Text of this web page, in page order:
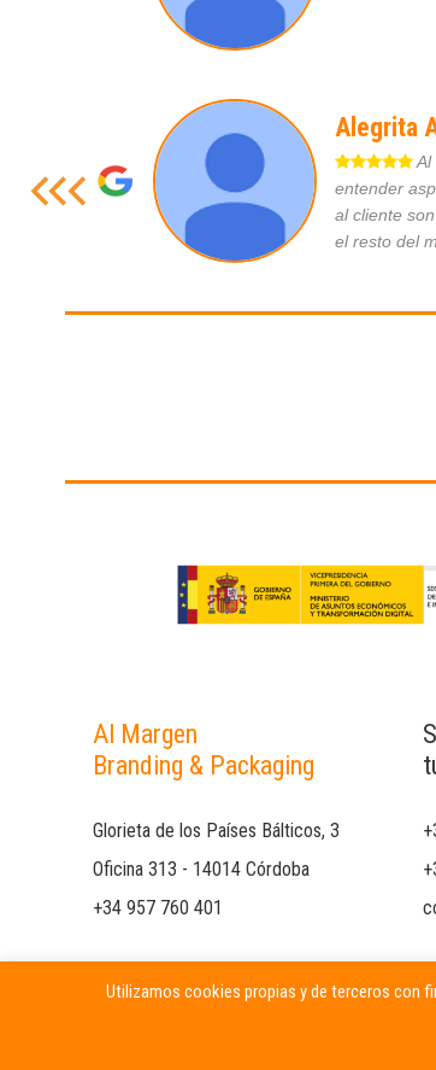
Alegrita
Al
entender
al cliente
el resto del
Al Margen
Branding & Packaging
Glorieta de los Países Bálticos, 3
Oficina 313 - 14014 Córdoba
+34 957 760 401
Utilizamos cookies propias y de terceros con